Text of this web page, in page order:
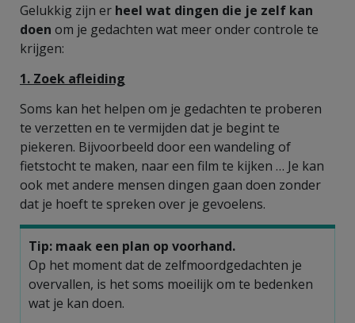
Gelukkig zijn er heel wat dingen die je zelf kan
doen om je gedachten wat meer onder controle te
krijgen:
1. Zoek afleiding
Soms kan het helpen om je gedachten te proberen
te verzetten en te vermijden dat je begint te
piekeren. Bijvoorbeeld door een wandeling of
fietstocht te maken, naar een film te kijken … Je kan
ook met andere mensen dingen gaan doen zonder
dat je hoeft te spreken over je gevoelens.
Tip: maak een plan op voorhand.
Op het moment dat de zelfmoordgedachten je
overvallen, is het soms moeilijk om te bedenken
wat je kan doen.